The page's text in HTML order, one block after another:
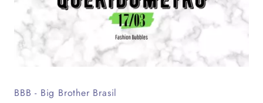
BBB - Big Brother Brasil